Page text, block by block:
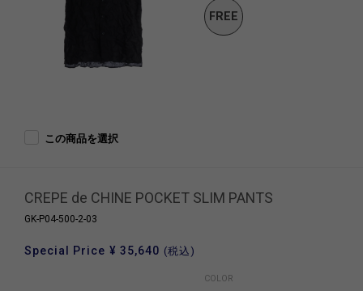
この商品を選択
FREE
CREPE de CHINE POCKET SLIM PANTS
GK-P04-500-2-03
Special Price ¥ 35,640 (税込)
COLOR